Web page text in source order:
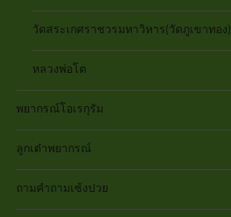
วัดสระเกศราชวรมหาวิหาร(วัดภูเขาทอง)
หลวงพ่อโต
พยากรณ์โอเรกุรัม
ลูกเต๋าพยากรณ์
ถามคำถามเซ้งปวย